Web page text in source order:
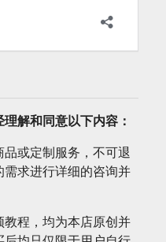
解和同意以下内容：
或定制服务，不可退
求进行详细的咨询并
程，均为本店原创并